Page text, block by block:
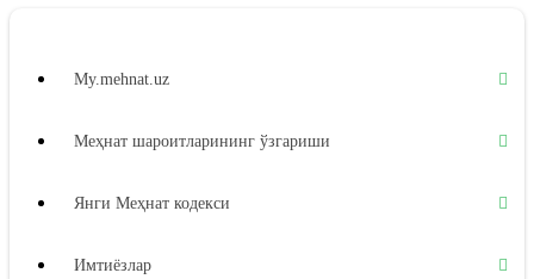
My.mehnat.uz
Меҳнат шароитларининг ўзгариши
Янги Меҳнат кодекси
Имтиёзлар